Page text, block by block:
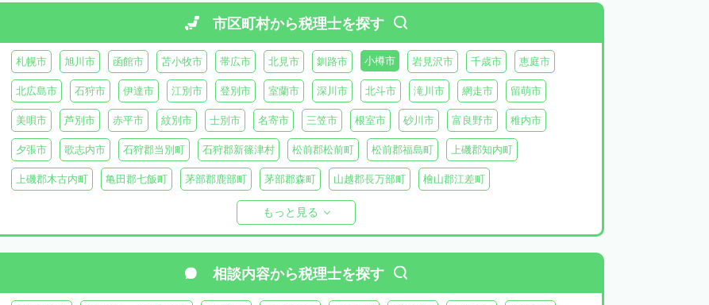
市区町村から税理士を探す
札幌市 旭川市 函館市 苫小牧市 帯広市 北見市 釧路市 小樽市 岩見沢市 千歳市 恵庭市
北広島市 石狩市 伊達市 江別市 登別市 室蘭市 深川市 北斗市 滝川市 網走市 留萌市
美唄市 芦別市 赤平市 紋別市 士別市 名寄市 三笠市 根室市 砂川市 富良野市 稚内市
夕張市 歌志内市 石狩郡当別町 石狩郡新篠津村 松前郡松前町 松前郡福島町 上磯郡知内町
上磯郡木古内町 亀田郡七飯町 茅部郡鹿部町 茅部郡森町 山越郡長万部町 檜山郡江差町
奥尻郡奥尻町
島牧郡島牧村 寿都郡寿都町 寿都郡黒松内町 磯谷郡蘭越町 虻田郡ニセコ町 虻田郡倶知安町
虻田郡喜茂別町 虻田郡京極町 虻田郡豊浦町
岩内郡共和町 岩内郡岩内町 二海郡八雲町 古宇郡泊村 古宇郡神恵内村 古平郡古平町 積丹郡積丹町
もっと見る
相談内容から税理士を探す